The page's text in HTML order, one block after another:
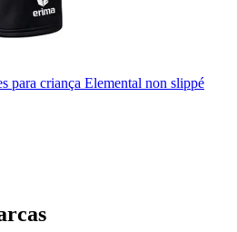
para criança Elemental non slippé